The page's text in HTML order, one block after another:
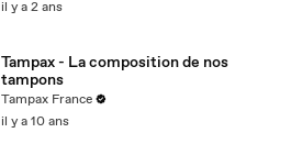
il y a 2 ans
Tampax - La composition de nos
tampons
Tampax France
il y a 10 ans